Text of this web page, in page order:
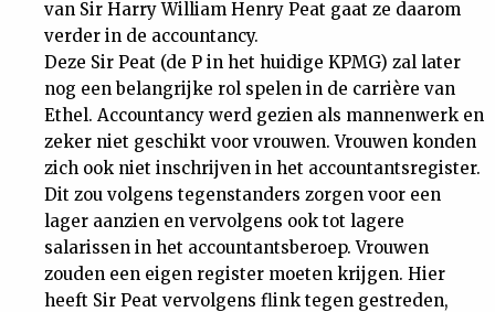
van Sir Harry William Henry Peat gaat ze daarom
verder in de accountancy.
Deze Sir Peat (de P in het huidige KPMG) zal later
nog een belangrijke rol spelen in de carrière van
Ethel. Accountancy werd gezien als mannenwerk en
zeker niet geschikt voor vrouwen. Vrouwen konden
zich ook niet inschrijven in het accountantsregister.
Dit zou volgens tegenstanders zorgen voor een
lager aanzien en vervolgens ook tot lagere
salarissen in het accountantsberoep. Vrouwen
zouden een eigen register moeten krijgen. Hier
heeft Sir Peat vervolgens flink tegen gestreden,